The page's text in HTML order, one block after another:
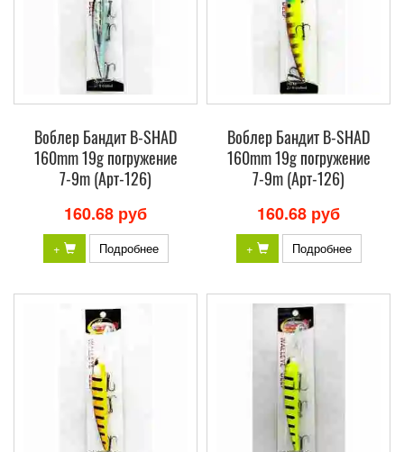
Воблер Бандит B-SHAD
160mm 19g погружение
7-9m (Арт-126)
160.68 руб
+ Подробнее
Воблер Бандит B-SHAD
160mm 19g погружение
7-9m (Арт-126)
160.68 руб
+ Подробнее